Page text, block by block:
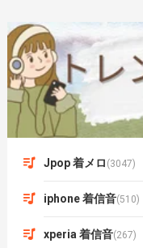
Jpop 着メロ (3047)
iphone 着信音(510)
xperia 着信音(267)